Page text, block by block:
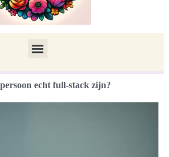
echt full-stack zijn?